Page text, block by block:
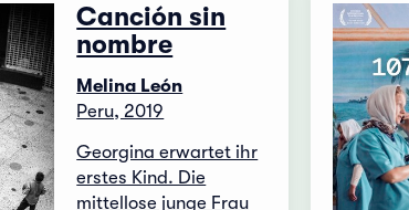
Canción sin
nombre
Melina León
Peru, 2019
Georgina erwartet ihr
erstes Kind. Die
mittellose junge Frau